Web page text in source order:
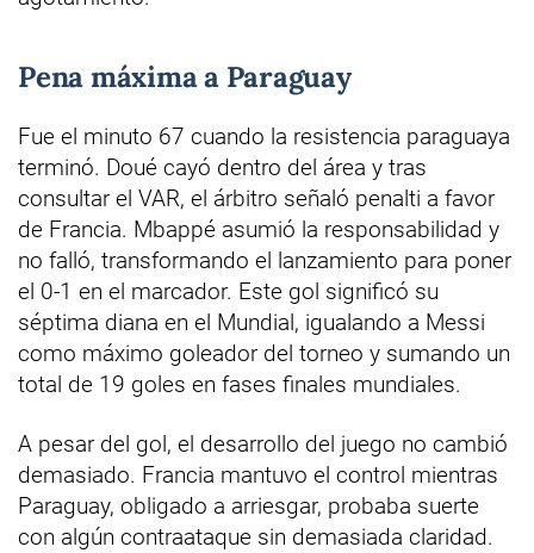
Pena máxima a Paraguay
Fue el minuto 67 cuando la resistencia paraguaya
terminó. Doué cayó dentro del área y tras
consultar el VAR, el árbitro señaló penalti a favor
de Francia. Mbappé asumió la responsabilidad y
no falló, transformando el lanzamiento para poner
el 0-1 en el marcador. Este gol significó su
séptima diana en el Mundial, igualando a Messi
como máximo goleador del torneo y sumando un
total de 19 goles en fases finales mundiales.
A pesar del gol, el desarrollo del juego no cambió
demasiado. Francia mantuvo el control mientras
Paraguay, obligado a arriesgar, probaba suerte
con algún contraataque sin demasiada claridad.